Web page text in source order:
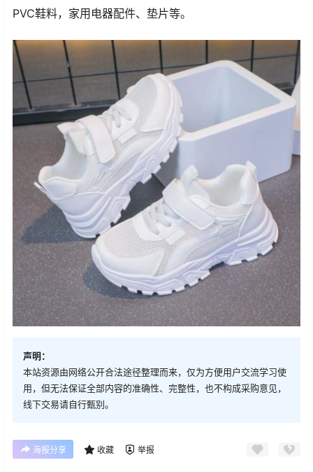
PVC鞋料，家用电器配件、垫片等。
声明：
本站资源由网络公开合法途径整理而来，仅为方便用户交流学习使
用，但无法保证全部内容的准确性、完整性，也不构成采购意见，
线下交易请自行甄别。
海报分享 收藏 举报